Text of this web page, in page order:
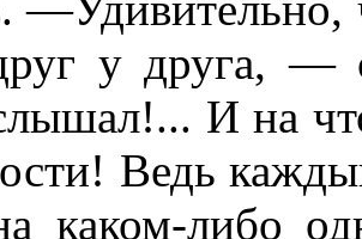
у друга,
И на
Ведь
каком-либо